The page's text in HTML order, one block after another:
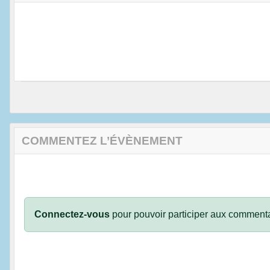
COMMENTEZ L’ÉVÈNEMENT
Connectez-vous pour pouvoir participer aux